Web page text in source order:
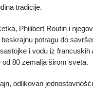
tradicije.
Philibert Routin i
potragu do
i vodu iz francuskih
od 80 zemalja širom sveta.
odlikovan